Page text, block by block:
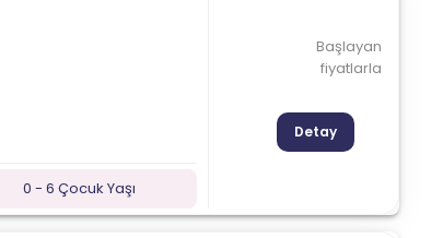
0 - 6 Çocuk Yaşı
Başlayan
fiyatlarla
Detay